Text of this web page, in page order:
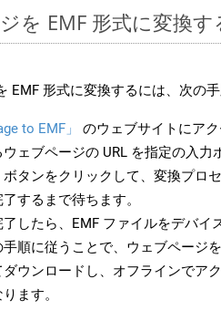
を EMF 形式に変換す
EMF 形式に変換するには、次の手
to EMF」
のウェブサイトにアク
ェブページの URL を指定の入力
ボタンをクリックして、変換プロ
するまで待ちます。
したら、EMF ファイルをデバイ
手順に従うことで、ウェブページ
ウンロードし、オフラインでア
ます。